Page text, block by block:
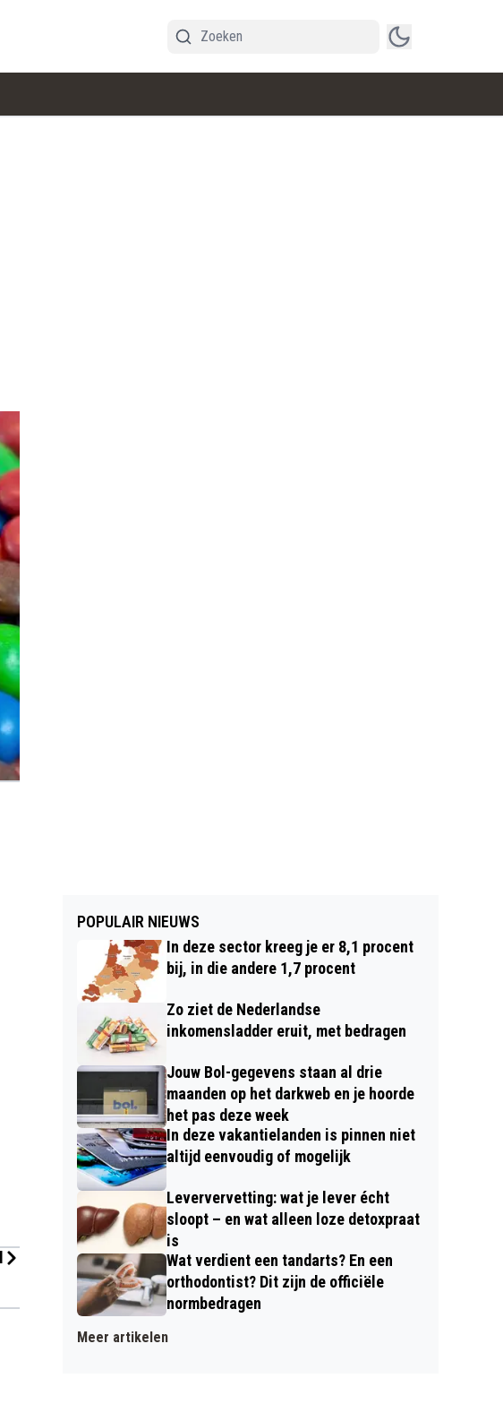
POPULAIR NIEUWS
In deze sector kreeg je er 8,1 procent
bij, in die andere 1,7 procent
Zo ziet de Nederlandse
inkomensladder eruit, met bedragen
Jouw Bol-gegevens staan al drie
maanden op het darkweb en je hoorde
het pas deze week
In deze vakantielanden is pinnen niet
altijd eenvoudig of mogelijk
Leververvetting: wat je lever écht
sloopt – en wat alleen loze detoxpraat
is
Wat verdient een tandarts? En een
orthodontist? Dit zijn de officiële
normbedragen
Meer artikelen